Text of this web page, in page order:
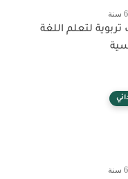
تربوية لتعلم اللغة